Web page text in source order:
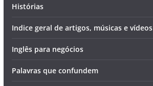
Histórias
Indice geral de artigos, músicas e vídeos
Inglês para negócios
Palavras que confundem